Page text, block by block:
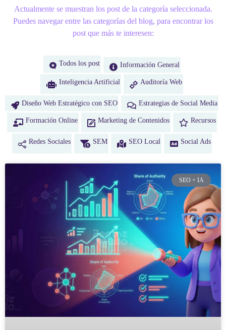
Actualmente se muestran los post de la categoría seleccionada.
Puedes navegar entre las categorías del blog, para encontrar los
post que más te interesen:
Todos los post Información General
Inteligencia Artificial Auditoría Web
Diseño Web Estratégico con SEO Estrategias de Social Media
Formación Online Marketing de Contenidos Recursos
Redes Sociales SEM SEO Local Social Ads
SEO + IA